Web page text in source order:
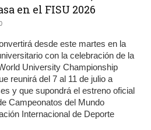
en el FISU 2026
desde este martes en la
con la celebración de la
University Championship
reunirá del 7 al 11 de julio a
y que supondrá el estreno oficial
Campeonatos del Mundo
Internacional de Deporte